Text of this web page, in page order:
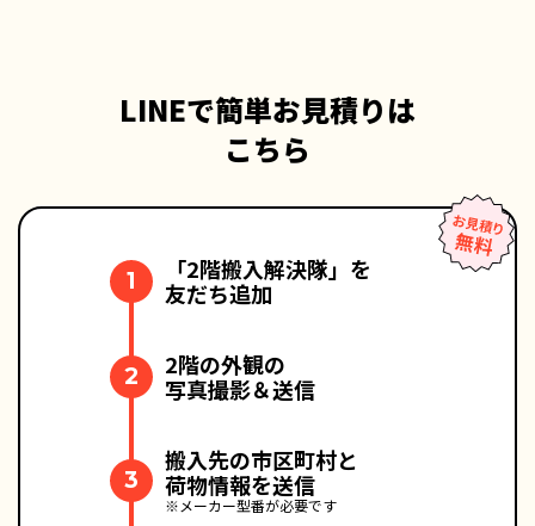
LINEで簡単お見積りは
こちら
1
「2階搬入解決隊」を
友だち追加
2
2階の外観の
写真撮影＆送信
3
搬入先の市区町村と
荷物情報を送信
※メーカー型番が必要です